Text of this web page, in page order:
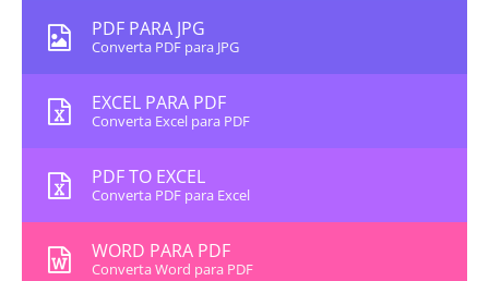
PDF PARA JPG
Converta PDF para JPG
EXCEL PARA PDF
Converta Excel para PDF
PDF TO EXCEL
Converta PDF para Excel
WORD PARA PDF
Converta Word para PDF